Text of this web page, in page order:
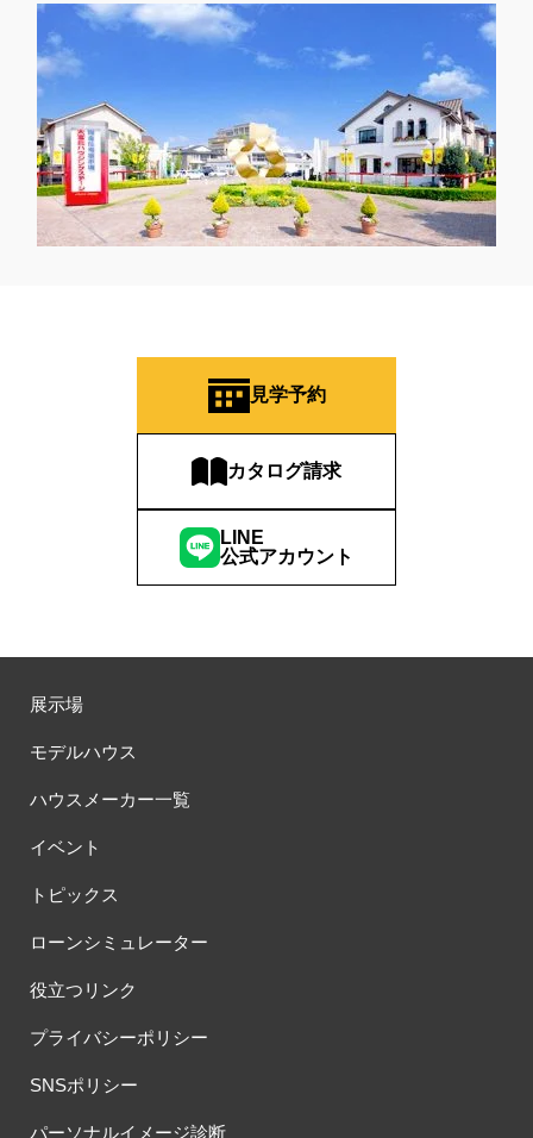
見学予約
カタログ請求
LINE
公式アカウント
展示場
モデルハウス
ハウスメーカー一覧
イベント
トピックス
ローンシミュレーター
役立つリンク
プライバシーポリシー
SNSポリシー
パーソナルイメージ診断